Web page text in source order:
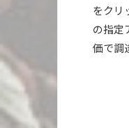
をクリ
の指定
価で調